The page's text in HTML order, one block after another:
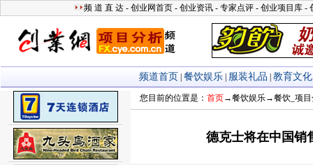
您目前的位置是： 首页→餐饮娱乐→餐饮_项
德克士将在中国销